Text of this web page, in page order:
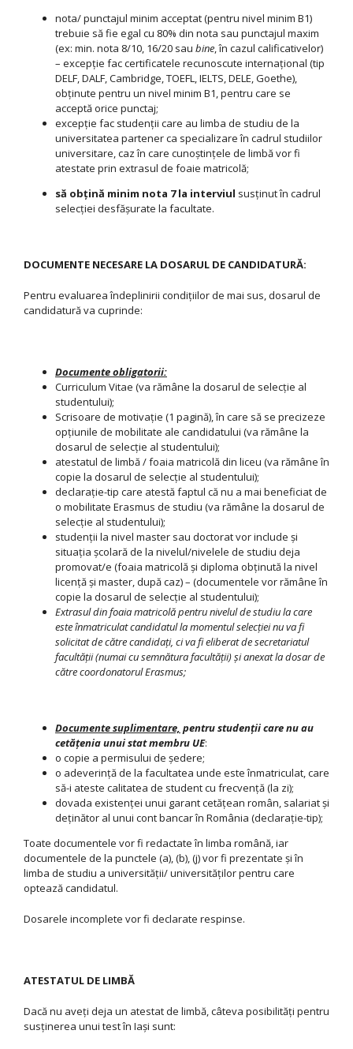
nota/ punctajul minim acceptat (pentru nivel minim B1)
trebuie să fie egal cu 80% din nota sau punctajul maxim
(ex: min. nota 8/10, 16/20 sau bine, în cazul calificativelor)
– excepție fac certificatele recunoscute internațional (tip
DELF, DALF, Cambridge, TOEFL, IELTS, DELE, Goethe),
obținute pentru un nivel minim B1, pentru care se
acceptă orice punctaj;
excepție fac studenții care au limba de studiu de la
universitatea partener ca specializare în cadrul studiilor
universitare, caz în care cunoştinţele de limbă vor fi
atestate prin extrasul de foaie matricolă;
să obţină minim nota 7 la interviul susţinut în cadrul
selecţiei desfăşurate la facultate.
DOCUMENTE NECESARE LA DOSARUL DE CANDIDATURĂ:
Pentru evaluarea îndeplinirii condiţiilor de mai sus, dosarul de
candidatură va cuprinde:
Documente obligatorii:
Curriculum Vitae (va rămâne la dosarul de selecţie al
studentului);
Scrisoare de motivație (1 pagină), în care să se precizeze
opţiunile de mobilitate ale candidatului (va rămâne la
dosarul de selecţie al studentului);
atestatul de limbă / foaia matricolă din liceu (va rămâne în
copie la dosarul de selecție al studentului);
declaraţie-tip care atestă faptul că nu a mai beneficiat de
o mobilitate Erasmus de studiu (va rămâne la dosarul de
selecţie al studentului);
studenţii la nivel master sau doctorat vor include şi
situaţia şcolară de la nivelul/nivelele de studiu deja
promovat/e (foaia matricolă şi diploma obţinută la nivel
licenţă şi master, după caz) – (documentele vor rămâne în
copie la dosarul de selecţie al studentului);
Extrasul din foaia matricolă pentru nivelul de studiu la care
este înmatriculat candidatul la momentul selecţiei nu va fi
solicitat de către candidaţi, ci va fi eliberat de secretariatul
facultăţii (numai cu semnătura facultăţii) şi anexat la dosar de
către coordonatorul Erasmus;
Documente suplimentare, pentru studenţii care nu au
cetăţenia unui stat membru UE:
o copie a permisului de şedere;
o adeverinţă de la facultatea unde este înmatriculat, care
să-i ateste calitatea de student cu frecvenţă (la zi);
dovada existenţei unui garant cetățean român, salariat şi
deţinător al unui cont bancar în România (declaraţie-tip);
Toate documentele vor fi redactate în limba română, iar
documentele de la punctele (a), (b), (j) vor fi prezentate și în
limba de studiu a universităţii/ universităţilor pentru care
optează candidatul.
Dosarele incomplete vor fi declarate respinse.
ATESTATUL DE LIMBĂ
Dacă nu aveți deja un atestat de limbă, câteva posibilități pentru
susținerea unui test în Iași sunt: